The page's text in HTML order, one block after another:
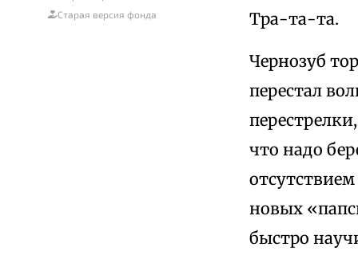
Старая версия фонда
Тра-та-та.
Чернозуб
перестал
что надо
новых
быстро